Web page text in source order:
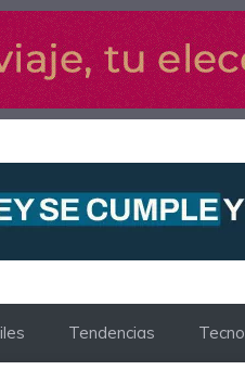
Tendencias Tecno